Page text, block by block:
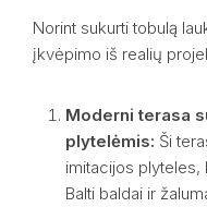
Norint sukurti tobulą
įkvėpimo iš realių
Moderni terasa
plytelėmis: Ši
imitacijos plyteles,
Balti baldai ir